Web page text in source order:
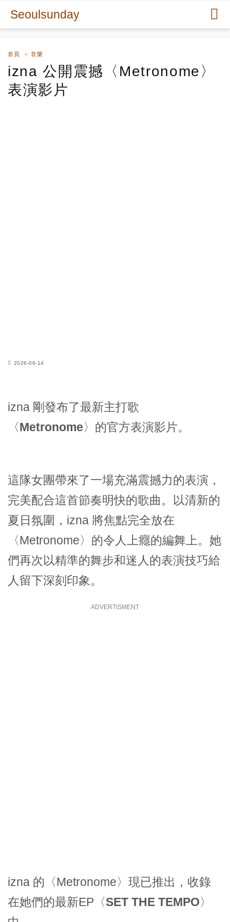
Seoulsunday
首頁 音樂
izna 公開震撼〈Metronome〉
表演影片
2026-06-14
izna 剛發布了最新主打歌
〈Metronome〉的官方表演影片。
這隊女團帶來了一場充滿震撼力的表演，
完美配合這首節奏明快的歌曲。以清新的
夏日氛圍，izna 將焦點完全放在
〈Metronome〉的令人上癮的編舞上。她
們再次以精準的舞步和迷人的表演技巧給
人留下深刻印象。
ADVERTISMENT
izna 的〈Metronome〉現已推出，收錄
在她們的最新EP〈SET THE TEMPO〉